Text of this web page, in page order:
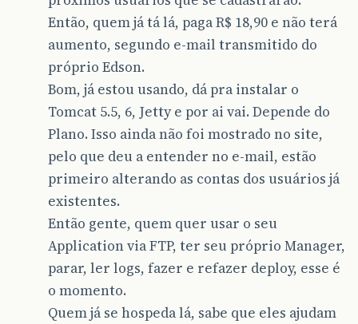
Então, quem já tá lá, paga R$ 18,90 e não terá
aumento, segundo e-mail transmitido do
próprio Edson.
Bom, já estou usando, dá pra instalar o
Tomcat 5.5, 6, Jetty e por ai vai. Depende do
Plano. Isso ainda não foi mostrado no site,
pelo que deu a entender no e-mail, estão
primeiro alterando as contas dos usuários já
existentes.
Então gente, quem quer usar o seu
Application via FTP, ter seu próprio Manager,
parar, ler logs, fazer e refazer deploy, esse é
o momento.
Quem já se hospeda lá, sabe que eles ajudam